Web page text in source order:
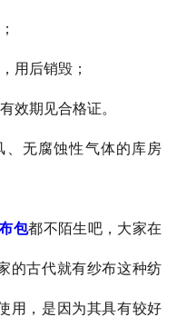
后销毁；
见合格证。
无腐蚀性气体的库房
包都不陌生吧，大家在
的古代就有纱布这种纺
用，是因为其具有较好